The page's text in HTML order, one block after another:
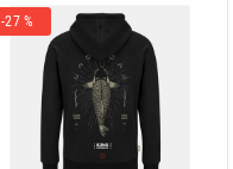
-27 %